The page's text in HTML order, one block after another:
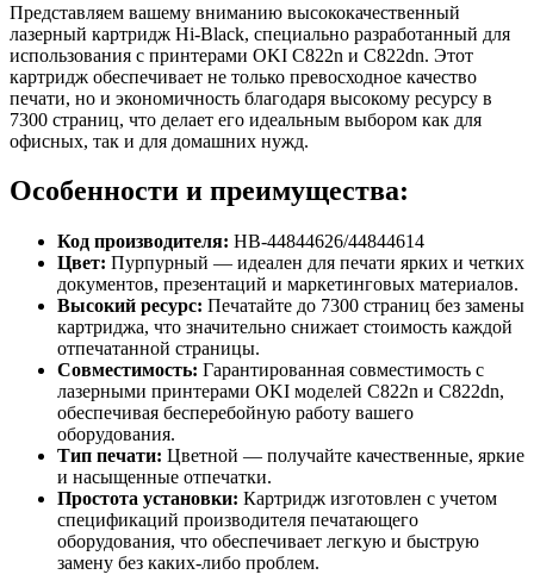
Представляем вашему вниманию высококачественный
лазерный картридж Hi-Black, специально разработанный для
использования с принтерами OKI C822n и C822dn. Этот
картридж обеспечивает не только превосходное качество
печати, но и экономичность благодаря высокому ресурсу в
7300 страниц, что делает его идеальным выбором как для
офисных, так и для домашних нужд.
Особенности и преимущества:
Код производителя: HB-44844626/44844614
Цвет: Пурпурный — идеален для печати ярких и четких
документов, презентаций и маркетинговых материалов.
Высокий ресурс: Печатайте до 7300 страниц без замены
картриджа, что значительно снижает стоимость каждой
отпечатанной страницы.
Совместимость: Гарантированная совместимость с
лазерными принтерами OKI моделей C822n и C822dn,
обеспечивая бесперебойную работу вашего
оборудования.
Тип печати: Цветной — получайте качественные, яркие
и насыщенные отпечатки.
Простота установки: Картридж изготовлен с учетом
спецификаций производителя печатающего
оборудования, что обеспечивает легкую и быструю
замену без каких-либо проблем.